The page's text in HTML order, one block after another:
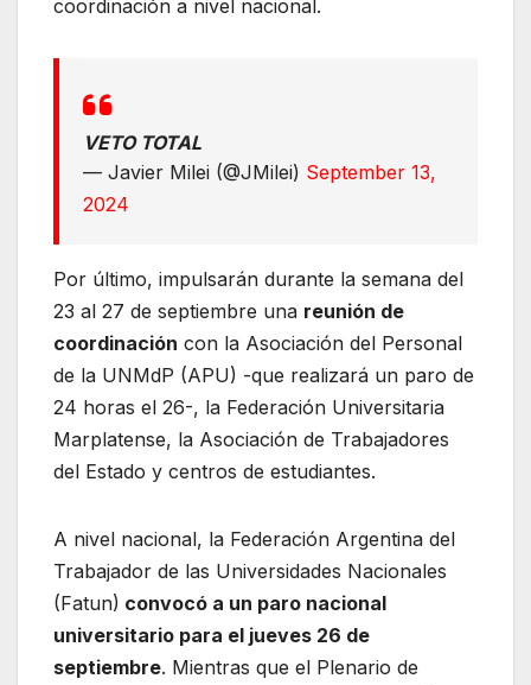
coordinación a nivel nacional.
VETO TOTAL
— Javier Milei (@JMilei) September 13,
2024
Por último, impulsarán durante la semana del
23 al 27 de septiembre una reunión de
coordinación con la Asociación del Personal
de la UNMdP (APU) -que realizará un paro de
24 horas el 26-, la Federación Universitaria
Marplatense, la Asociación de Trabajadores
del Estado y centros de estudiantes.
A nivel nacional, la Federación Argentina del
Trabajador de las Universidades Nacionales
(Fatun) convocó a un paro nacional
universitario para el jueves 26 de
septiembre. Mientras que el Plenario de